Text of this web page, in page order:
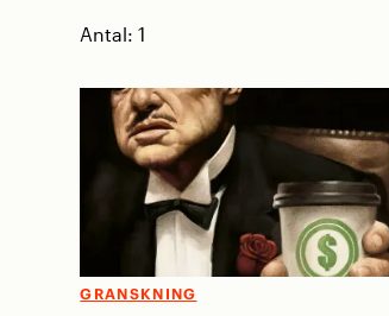
Antal:1
GRANSKNING